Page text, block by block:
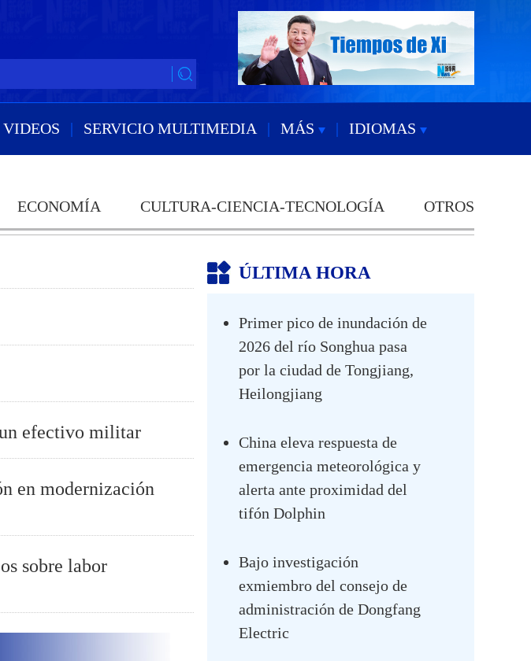
VIDEOS | SERVICIO MULTIMEDIA | MÁS | IDIOMAS
ECONOMÍA CULTURA-CIENCIA-TECNOLOGÍA OTROS
efectivo militar
en modernización
sobre labor
ÚLTIMA HORA
Primer pico de inundación de
2026 del río Songhua pasa
por la ciudad de Tongjiang,
Heilongjiang
China eleva respuesta de
emergencia meteorológica y
alerta ante proximidad del
tifón Dolphin
Bajo investigación
exmiembro del consejo de
administración de Dongfang
Electric